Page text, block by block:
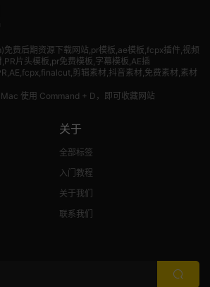
费后期资源下载网站,pr模板,ae模板,fcpx插件,视频
片头模板,pr免费模板,字幕模板,AE插
剪辑素材,抖音素材,免费素材,素材
使用 Command + D，即可收藏网站
关于
全部标签
入门教程
关于我们
联系我们